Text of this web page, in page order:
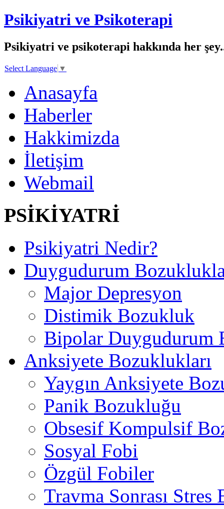
Psikiyatri ve Psikoterapi
Psikiyatri ve psikoterapi hakkında her
Select Language ▼
Anasayfa
Haberler
Hakkimizda
İletişim
Webmail
PSİKİYATRİ
Psikiyatri Nedir?
Duygudurum
Major Depresyon
Distimik Bozukluk
Bipolar Duygudurum
Anksiyete Bozuklukları
Yaygın Anksiyete
Panik Bozukluğu
Obsesif Kompulsif
Sosyal Fobi
Özgül Fobiler
Travma Sonrası Stres